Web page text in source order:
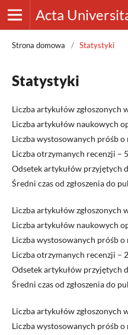
Strona domowa / Statystyki
Statystyki
Liczba artykułów zgłoszonych
Liczba artykułów naukowych
Liczba wystosowanych próśb o
Liczba otrzymanych recenzji –
Odsetek artykułów przyjętych
Średni czas od zgłoszenia do
Liczba artykułów zgłoszonych
Liczba artykułów naukowych
Liczba wystosowanych próśb o
Liczba otrzymanych recenzji –
Odsetek artykułów przyjętych
Średni czas od zgłoszenia do
Liczba artykułów zgłoszonych
Liczba wystosowanych próśb o